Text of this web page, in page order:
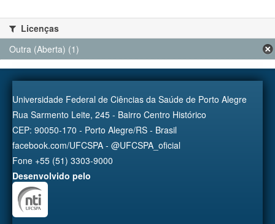
Licenças
Outra (Aberta) (1)
Universidade Federal de Ciências da Saúde de Porto Alegre
Rua Sarmento Leite, 245 - Bairro Centro Histórico
CEP: 90050-170 - Porto Alegre/RS - Brasil
facebook.com/UFCSPA - @UFCSPA_oficial
Fone +55 (51) 3303-9000
Desenvolvido pelo